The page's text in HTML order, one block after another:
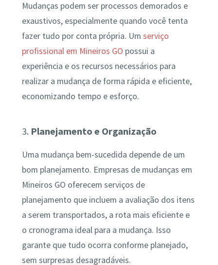
Mudanças podem ser processos demorados e
exaustivos, especialmente quando você tenta
fazer tudo por conta própria. Um serviço
profissional em Mineiros GO possui a
experiência e os recursos necessários para
realizar a mudança de forma rápida e eficiente,
economizando tempo e esforço.
3. Planejamento e Organização
Uma mudança bem-sucedida depende de um
bom planejamento. Empresas de mudanças em
Mineiros GO oferecem serviços de
planejamento que incluem a avaliação dos itens
a serem transportados, a rota mais eficiente e
o cronograma ideal para a mudança. Isso
garante que tudo ocorra conforme planejado,
sem surpresas desagradáveis.